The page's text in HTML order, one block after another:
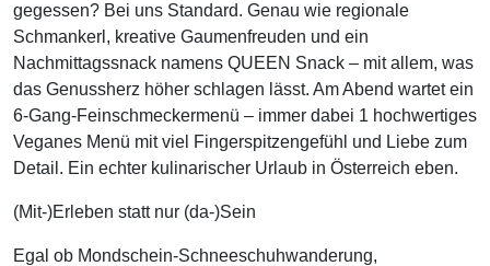
gegessen? Bei uns Standard. Genau wie regionale
Schmankerl, kreative Gaumenfreuden und ein
Nachmittagssnack namens QUEEN Snack – mit allem, was
das Genussherz höher schlagen lässt. Am Abend wartet ein
6-Gang-Feinschmeckermenü – immer dabei 1 hochwertiges
Veganes Menü mit viel Fingerspitzengefühl und Liebe zum
Detail. Ein echter kulinarischer Urlaub in Österreich eben.
(Mit-)Erleben statt nur (da-)Sein
Egal ob Mondschein-Schneeschuhwanderung,